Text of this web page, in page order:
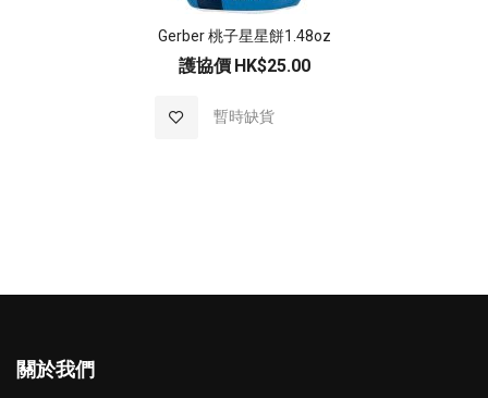
Gerber 桃子星星餅1.48oz
護協價 HK$25.00
暫時缺貨
加入至願望清單
關於我們